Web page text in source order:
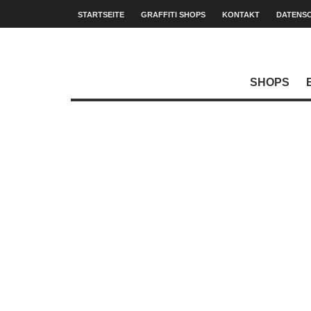
STARTSEITE GRAFFITI SHOPS KONTAKT
SHOPS